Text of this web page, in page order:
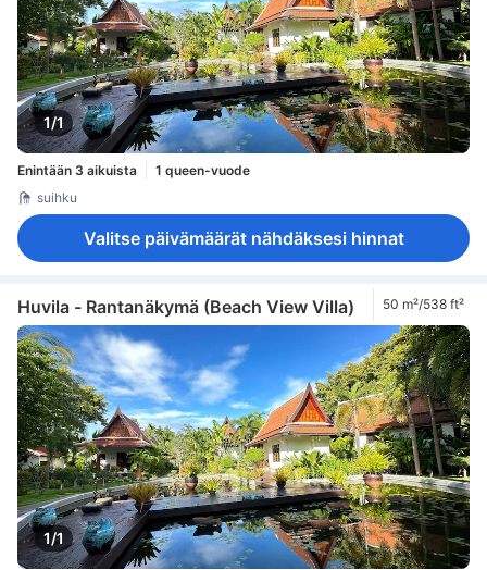
1/1
Enintään 3 aikuista
1 queen-vuode
suihku
Valitse päivämäärät nähdäksesi hinnat
Huvila - Rantanäkymä (Beach View Villa) 50 m²/538 ft²
1/1